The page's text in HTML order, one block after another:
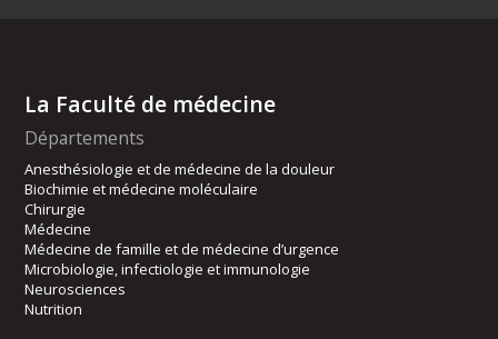
La Faculté de médecine
Départements
Anesthésiologie et de médecine de la douleur
Biochimie et médecine moléculaire
Chirurgie
Médecine
Médecine de famille et de médecine d’urgence
Microbiologie, infectiologie et immunologie
Neurosciences
Nutrition